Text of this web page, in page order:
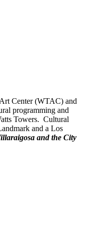
Center (WTAC) and
programming and
Towers. Cultural
and a Los
and the City